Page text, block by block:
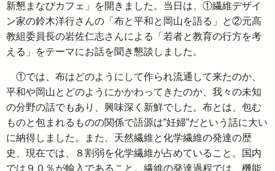
新懇まなびカフェ」を開きました。当日は、①繊維デザイ
ン家の鈴木洋行さんの「布と平和と岡山を語る」と②元高
教組委員長の岩佐仁志さんによる「若者と教育の行方を考
える」をテーマにお話を聞き懇談しました。
①では、布はどのようにして作られ流通して来たのか、
平和や岡山とどのようにかかわってきたのか、我々の未知
の分野の話でもあり、興味深く新鮮でした。布とは、包む
ものと包まれるものの関係で語源は”妊婦”だという話に大い
に納得しました。また、天然繊維と化学繊維の発達の歴
史、現在では、８割弱を化学繊維が占めていること。国内
では９０％が輸入であること。繊維の発達過程では、機能